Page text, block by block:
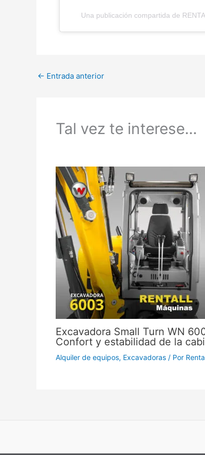
Una publicación compartida de
← Entrada anterior
Tal vez te interese...
Excavadora Small Turn WN
Confort y estabilidad de la
Alquiler de equipos, Excavadoras/ Por